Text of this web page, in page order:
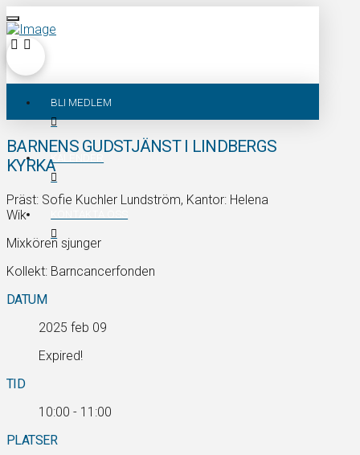
BLI MEDLEM
KALENDER
BARNENS GUDSTJÄNST I LINDBERGS
KYRKA
Präst: Sofie Kuchler Lundström, Kantor: Helena
Wik
Mixkören sjunger
Kollekt: Barncancerfonden
DATUM
2025 feb 09
Expired!
TID
10:00 - 11:00
PLATSER